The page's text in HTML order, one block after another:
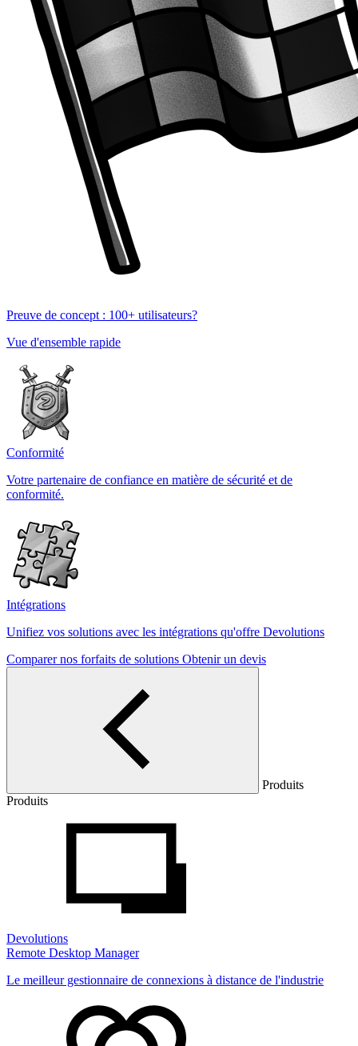
Preuve de concept : 100+ utilisateurs?
Vue d'ensemble rapide
Conformité
Votre partenaire de confiance en matière de sécurité et de
conformité.
Intégrations
Unifiez vos solutions avec les intégrations qu'offre Devolutions
Comparer nos forfaits de solutions Obtenir un devis
Produits
Produits
Devolutions
Remote Desktop Manager
Le meilleur gestionnaire de connexions à distance de l'industrie